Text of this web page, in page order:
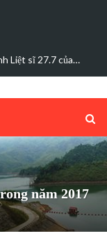
kiểm tra an…
năm 2017